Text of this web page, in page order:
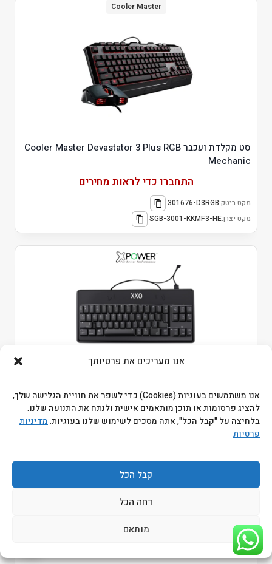
אנו מעריכים את פרטיותך
אנו משתמשים בעוגיות (Cookies) כדי לשפר את חוויית הגלישה שלך,
להציג פרסומות או תוכן מותאמים אישית ולנתח את התנועה שלנו.
בלחיצה על "קבל הכל", אתה מסכים לשימוש שלנו בעוגיות.מדיניות
פרטיות
קבל הכל
דחה הכל
מותאם
Cooler Master
סט מקלדת ועכבר Cooler Master Devastator 3 Plus RGB
Mechanic
התחברו כדי לראות מחירים
מקט ביטק:301676-D3RGB
מקט יצרן:SGB-3001-KKMF3-HE
התחברו כדי לראות מחירים
מקט ביטק: 301300-303
מקט יצרן: